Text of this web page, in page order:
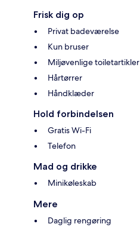
Frisk dig op
Privat badeværelse
Kun bruser
Miljøvenlige toiletartikler
Hårtørrer
Håndklæder
Hold forbindelsen
Gratis Wi-Fi
Telefon
Mad og drikke
Minikøleskab
Mere
Daglig rengøring